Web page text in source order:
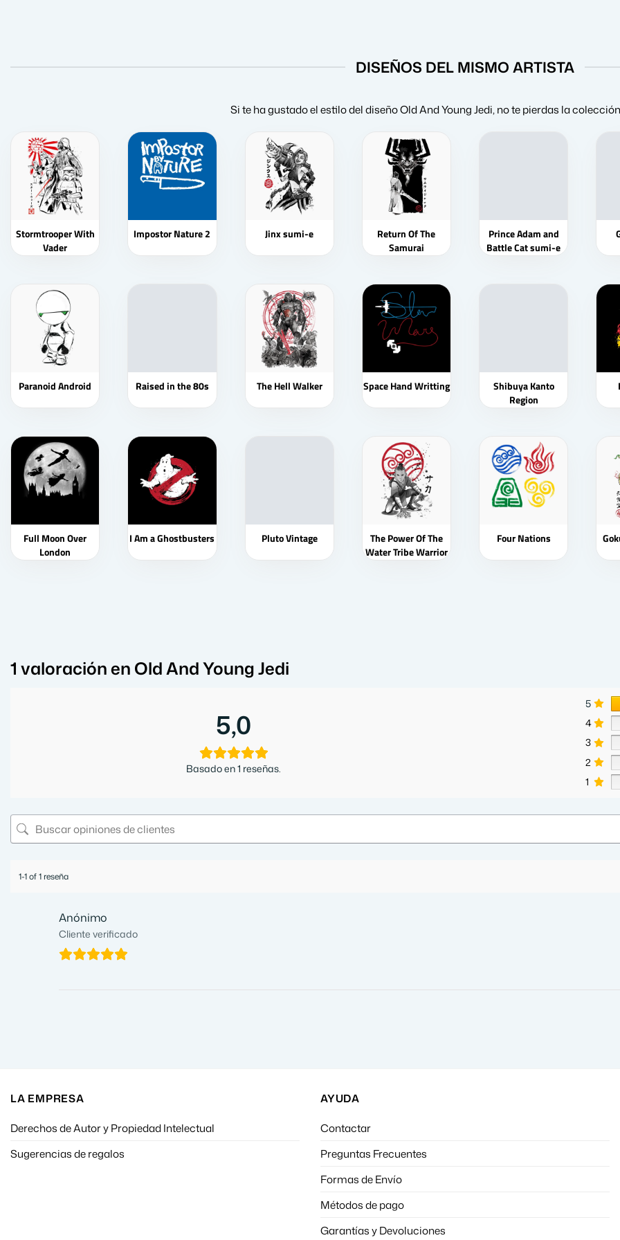
DISEÑOS DEL MISMO ARTISTA
Si te ha gustado el estilo del diseño Old And Young Jedi, no te pierdas la
Stormtrooper With
Vader
Impostor Nature 2 Jinx sumi-e
Return Of The
Samurai
Prince Adam and
Battle Cat sumi-e
Paranoid Android Raised in the 80s The Hell Walker Space Hand Writting
Shibuya Kanto
Region
Full Moon Over
London
I Am a Ghostbusters Pluto Vintage
The Power Of The
Water Tribe Warrior
Four Nations
1 valoración en Old And Young Jedi
5,0
Basado en 1 reseñas.
5
4
3
2
1
1-1 of 1 reseña
Anónimo
Cliente verificado
LA EMPRESA
Derechos de Autor y Propiedad Intelectual
Sugerencias de regalos
AYUDA
Contactar
Preguntas Frecuentes
Formas de Envío
Métodos de pago
Garantías y Devoluciones